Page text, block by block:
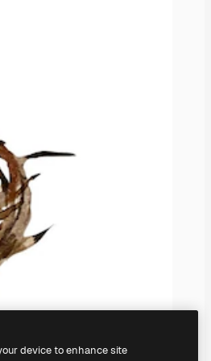
device to enhance site